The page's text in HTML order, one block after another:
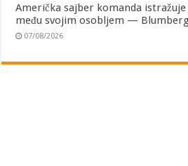
Američka sajber komanda
među svojim osobljem —
07/08/2026